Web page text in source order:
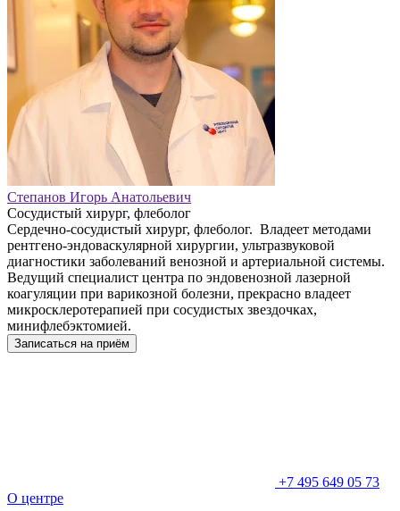
Степанов Игорь Анатольевич
Сосудистый хирург, флеболог
Сердечно-сосудистый хирург, флеболог. Владеет методами
рентгено-эндоваскулярной хирургии, ультразвуковой
диагностики заболеваний венозной и артериальной системы.
Ведущий специалист центра по эндовенозной лазерной
коагуляции при варикозной болезни, прекрасно владеет
микросклеротерапией при сосудистых звездочках,
минифлебэктомией.
Записаться на приём
+7 495 649 05 73
О центре